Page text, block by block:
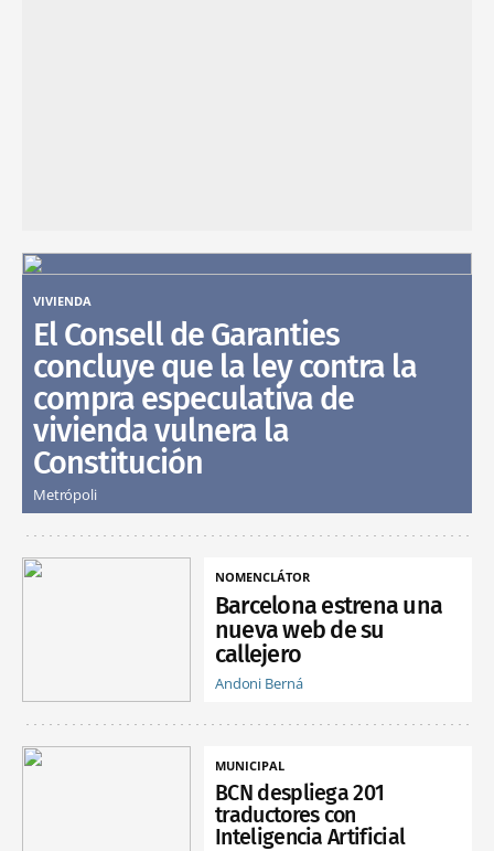
VIVIENDA
El Consell de Garanties
concluye que la ley contra la
compra especulativa de
vivienda vulnera la
Constitución
Metrópoli
NOMENCLÁTOR
Barcelona estrena una
nueva web de su
callejero
Andoni Berná
MUNICIPAL
BCN despliega 201
traductores con
Inteligencia Artificial